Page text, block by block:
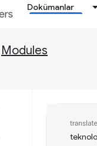
Dokümanlar
Modules